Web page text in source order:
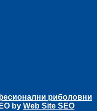
риболовни
by Web Site SEO